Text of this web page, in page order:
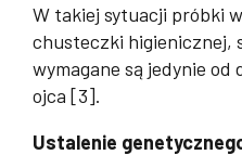
W takiej sytuacji próbki
chusteczki higienicznej,
wymagane są jedynie od
ojca [3].
Ustalenie